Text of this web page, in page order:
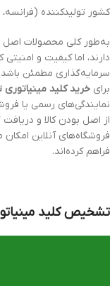
کشور تولیدکننده
به‌طور کلی محصولات اصل
دارند، اما کیفیت و
سرمایه‌گذاری مطمئن باشد.
برای خرید کلید مینیاتوری تک پل 2
نمایندگی‌های رسمی یا
از اصل بودن کالا و
فروشگاه‌های آنلاین
فراهم کرده‌اند.
تشخیص کلید